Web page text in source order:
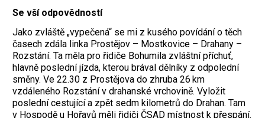
Se vší odpovědností
Jako zvláště „vypečená“ se mi z kusého povídání o těch
časech zdála linka Prostějov – Mostkovice – Drahany –
Rozstání. Ta měla pro řidiče Bohumila zvláštní příchuť,
hlavně poslední jízda, kterou brával dělníky z odpolední
směny. Ve 22.30 z Prostějova do zhruba 26 km
vzdáleného Rozstání v drahanské vrchovině. Vyložit
poslední cestující a zpět sedm kilometrů do Drahan. Tam
v Hospodě u Hořavů měli řidiči ČSAD místnost k přespání.